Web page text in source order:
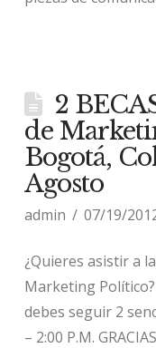
2
de
Bogotá,
Agosto
admin 07/19/
¿Quieres asistir a
Marketing
debes seguir 2
– 2:00 P.M.